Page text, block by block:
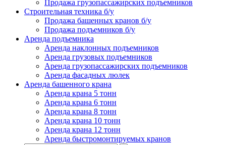
Продажа грузопассажирских подъемников
Строительная техника б/у
Продажа башенных кранов б/у
Продажа подъемников б/у
Аренда подъемника
Аренда наклонных подъемников
Аренда грузовых подъемников
Аренда грузопассажирских подъемников
Аренда фасадных люлек
Аренда башенного крана
Аренда крана 5 тонн
Аренда крана 6 тонн
Аренда крана 8 тонн
Аренда крана 10 тонн
Аренда крана 12 тонн
Аренда быстромонтируемых кранов